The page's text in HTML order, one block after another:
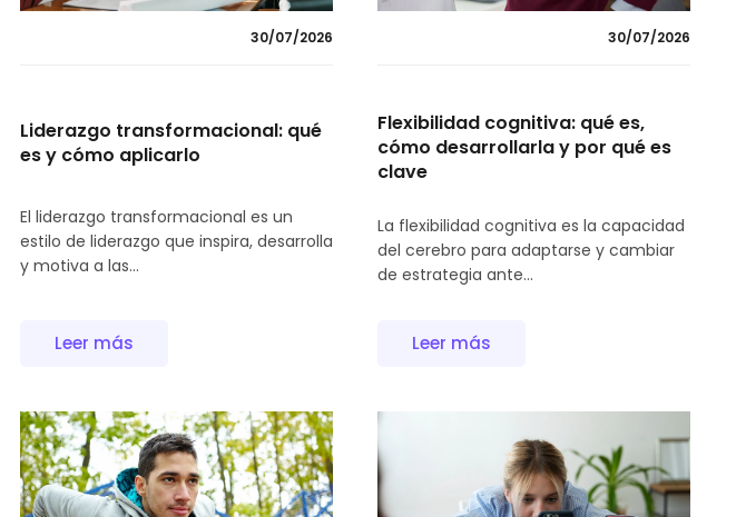
30/07/2026
Liderazgo transformacional: qué
es y cómo aplicarlo
El liderazgo transformacional es un
estilo de liderazgo que inspira, desarrolla
y motiva a las...
Leer más
30/07/2026
Flexibilidad cognitiva: qué es,
cómo desarrollarla y por qué es
clave
La flexibilidad cognitiva es la capacidad
del cerebro para adaptarse y cambiar
de estrategia ante...
Leer más